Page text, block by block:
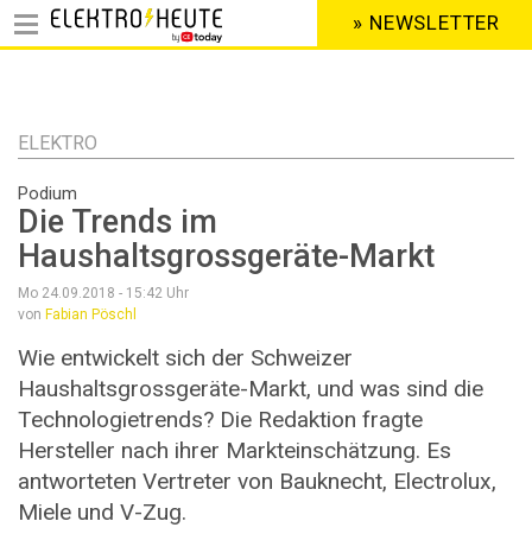
Inhalt
HEADER
MENU
» NEWSLETTER
ELEKTRO
Podium
Die Trends im
Haushaltsgrossgeräte-Markt
Mo 24.09.2018 - 15:42 Uhr
von Fabian Pöschl
Wie entwickelt sich der Schweizer
Haushaltsgrossgeräte-Markt, und was sind die
Technologietrends? Die Redaktion fragte
Hersteller nach ihrer Markteinschätzung. Es
antworteten Vertreter von Bauknecht, Electrolux,
Miele und V-Zug.